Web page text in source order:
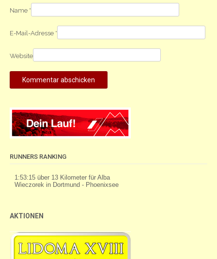
Name *
E-Mail-Adresse *
Website
RUNNERS RANKING
AKTIONEN